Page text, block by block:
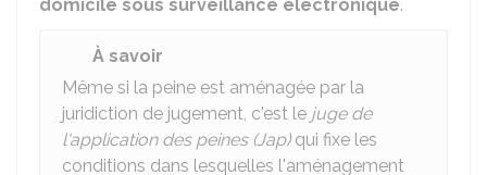
domicile sous surveillance électronique.
À savoir
Même si la peine est aménagée par la
juridiction de jugement, c'est le juge de
l'application des peines (Jap)qui fixe les
conditions dans lesquelles l'aménagement